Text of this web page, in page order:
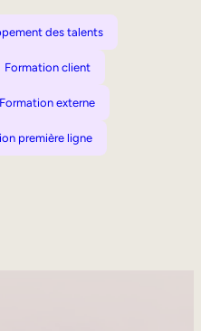
des talents
Formation client
Formation externe
première ligne